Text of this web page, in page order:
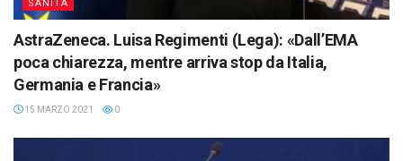
SANITÀ
AstraZeneca. Luisa Regimenti (Lega): «Dall’EMA
poca chiarezza, mentre arriva stop da Italia,
Germania e Francia»
15 MARZO 2021 0